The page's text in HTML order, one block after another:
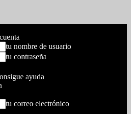
tu nombre de usuario
tu contraseña
ayuda
tu correo electrónico